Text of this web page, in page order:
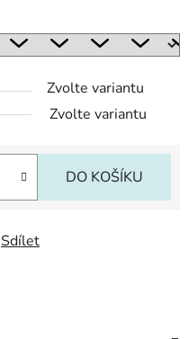
Zvolte variantu
Zvolte variantu
DO KOŠÍKU
Sdílet